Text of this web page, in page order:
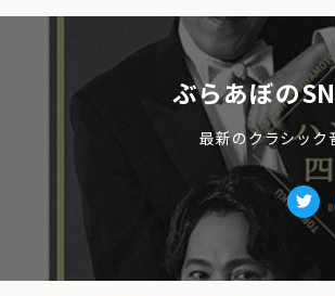
ぶらあぼの
最新のクラシック